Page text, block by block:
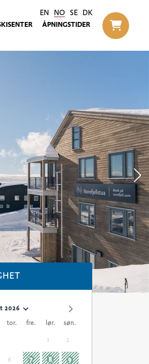
EN NO SE DK
ÅPNINGSTIDER
Til
2026
tor. fre. lør. søn.
1 2
6 7 8 9